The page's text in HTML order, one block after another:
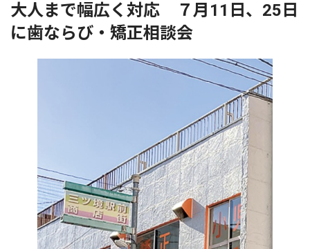
大人まで幅広く対応 ７月11日、25日
に歯ならび・矯正相談会